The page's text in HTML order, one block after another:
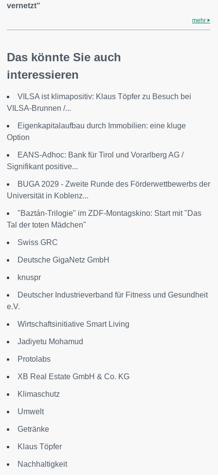
vernetzt“
mehr
Das könnte Sie auch
interessieren
VILSA ist klimapositiv: Klaus Töpfer zu Besuch bei
VILSA-Brunnen /...
Eigenkapitalaufbau durch Immobilien: eine kluge
Option
EANS-Adhoc: Bank für Tirol und Vorarlberg AG /
Signifikant positive...
BUGA 2029 - Zweite Runde des Förderwettbewerbs der
Universität in Koblenz...
"Baztán-Trilogie" im ZDF-Montagskino: Start mit "Das
Tal der toten Mädchen"
Swiss GRC
Deutsche GigaNetz GmbH
knuspr
Deutscher Industrieverband für Fitness und Gesundheit
e.V.
Wirtschaftsinitiative Smart Living
Jadiyetu Mohamud
Protolabs
XB Real Estate GmbH & Co. KG
Klimaschutz
Umwelt
Getränke
Klaus Töpfer
Nachhaltigkeit